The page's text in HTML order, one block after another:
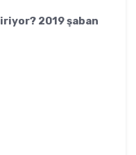
2019 şaban